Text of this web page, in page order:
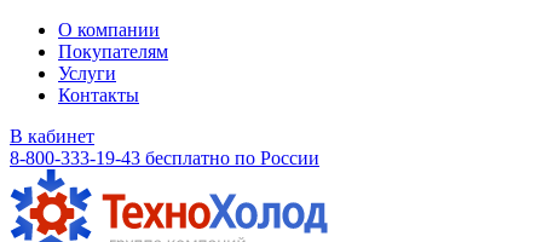
О компании
Покупателям
Услуги
Контакты
В кабинет
8-800-333-19-43 бесплатно по России